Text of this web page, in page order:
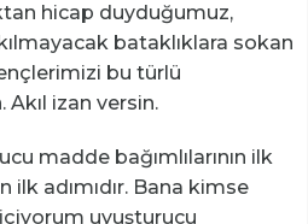
hicap duyduğumuz,
bataklıklara sokan
bu türlü
izan versin.
madde bağımlılarının ilk
ilk adımıdır. Bana kimse
uyuşturucu